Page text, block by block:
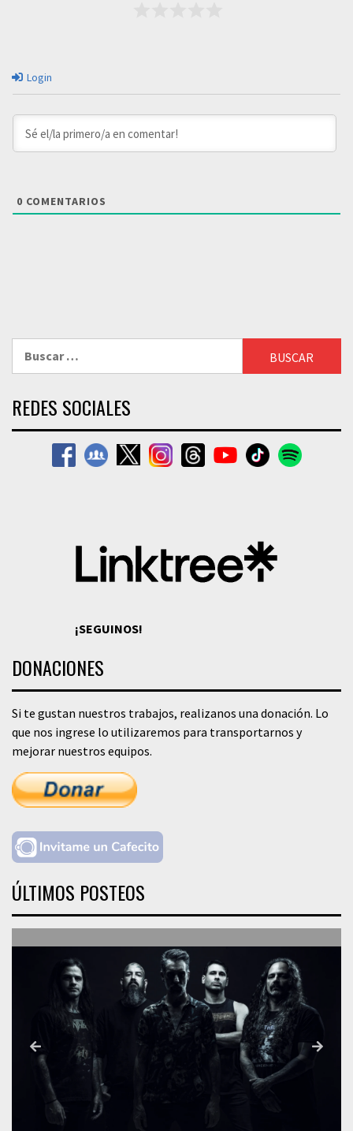
Login
0 COMENTARIOS
REDES SOCIALES
¡SEGUINOS!
DONACIONES
Si te gustan nuestros trabajos, realizanos una donación. Lo
que nos ingrese lo utilizaremos para transportarnos y
mejorar nuestros equipos.
ÚLTIMOS POSTEOS